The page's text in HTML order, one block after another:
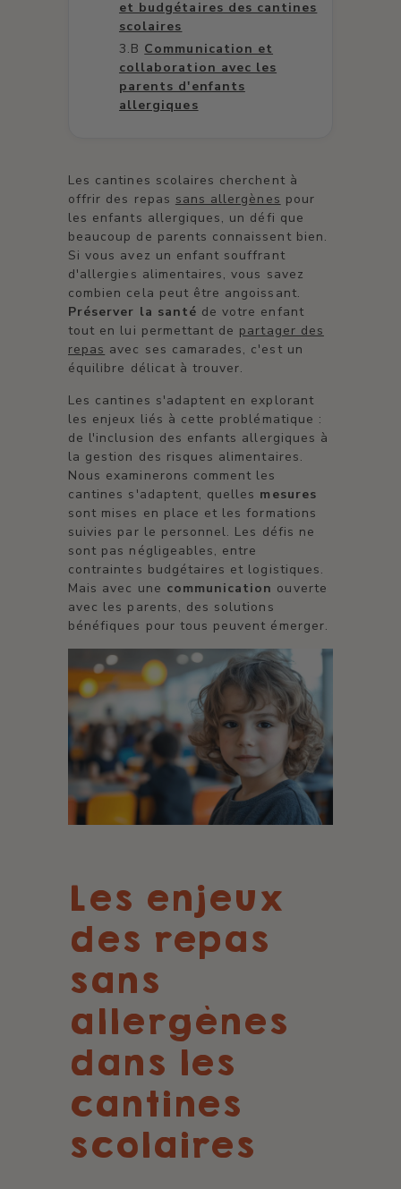
et budgétaires des cantines
scolaires
Communication et
collaboration avec les
parents d'enfants
allergiques
Les cantines scolaires cherchent à
offrir des repas sans allergènes pour
les enfants allergiques, un défi que
beaucoup de parents connaissent bien.
Si vous avez un enfant souffrant
d'allergies alimentaires, vous savez
combien cela peut être angoissant.
Préserver la santé de votre enfant
tout en lui permettant de partager des
repas avec ses camarades, c'est un
équilibre délicat à trouver.
Les cantines s'adaptent en explorant
les enjeux liés à cette problématique :
de l'inclusion des enfants allergiques à
la gestion des risques alimentaires.
Nous examinerons comment les
cantines s'adaptent, quelles mesures
sont mises en place et les formations
suivies par le personnel. Les défis ne
sont pas négligeables, entre
contraintes budgétaires et logistiques.
Mais avec une communication ouverte
avec les parents, des solutions
bénéfiques pour tous peuvent émerger.
Les enjeux
des repas
sans
allergènes
dans les
cantines
scolaires